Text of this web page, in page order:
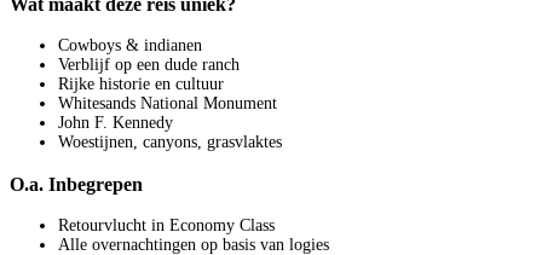
Cowboys & indianen
Verblijf op een dude ranch
Rijke historie en cultuur
Whitesands National Monument
John F. Kennedy
Woestijnen, canyons, grasvlaktes
O.a. Inbegrepen
Retourvlucht in Economy Class
Alle overnachtingen op basis van logies